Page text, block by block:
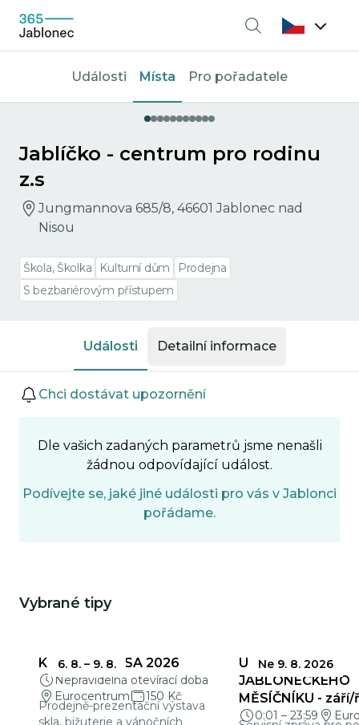
Vyhledávání
Události Místa Pro pořadatele
Jablíčko - centrum pro rodinu
z.s
Jungmannova 685/8, 46601 Jablonec nad
Nisou
Škola, Školka Kulturní dům
Prodejna
S bezbariérovým přístupem
Události Detailní informace
Události
Chci dostávat upozornění
Dle vašich zadaných parametrů jsme nenašli
žádnou odpovídající událost.
Podívejte se, jaké jiné události pro vás v Jablonci
pořádame.
Vybrané tipy
6. 8. – 9. 8.
KŘEHKÁ KRÁSA 2026
Nepravidelná otevírací doba
Eurocentrum
150 Kč
Prodejně-prezentační výstava
skla, bižuterie a vánočních
Ne 9. 8. 2026
UZÁVĚRKY
JABLONECKÉHO
MĚSÍČNÍKU -
0:01 – 23:59